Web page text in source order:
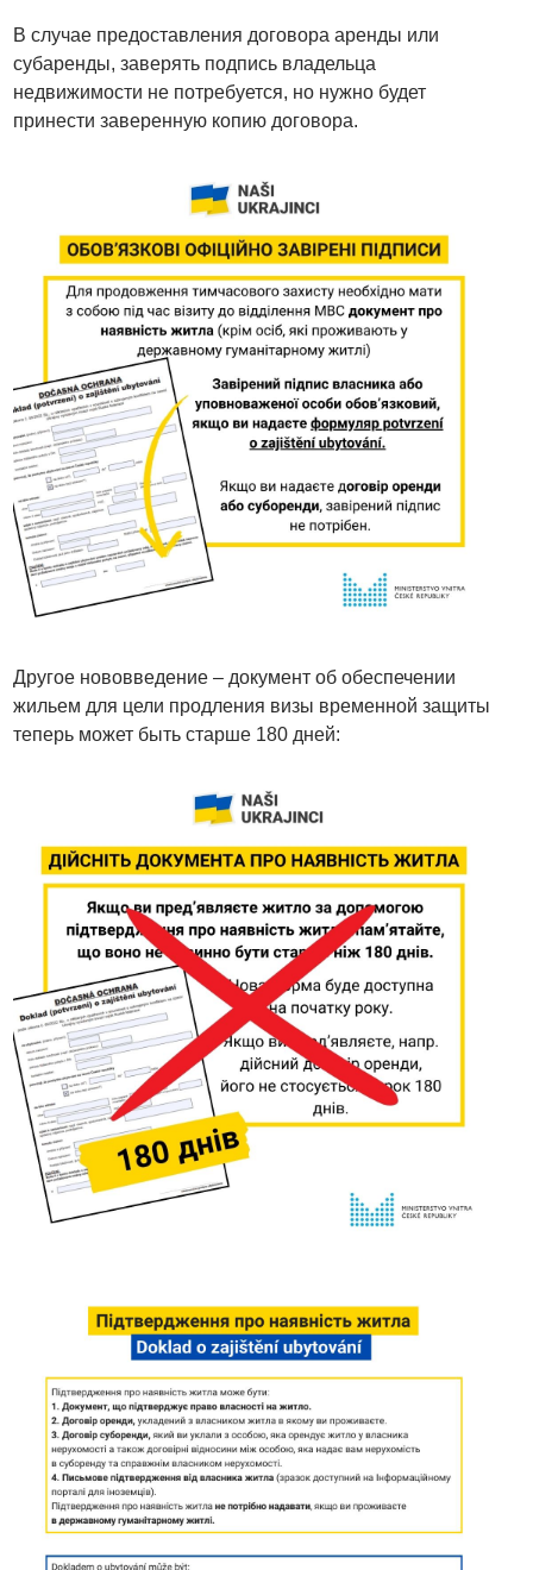
В случае предоставления договора аренды или
субаренды, заверять подпись владельца
недвижимости не потребуется, но нужно будет
принести заверенную копию договора.
Другое нововведение – документ об обеспечении
жильем для цели продления визы временной защиты
теперь может быть старше 180 дней: